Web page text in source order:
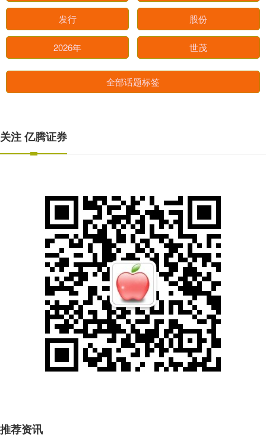
发行 股份
2026年 世茂
全部话题标签
关注 亿腾证券
推荐资讯